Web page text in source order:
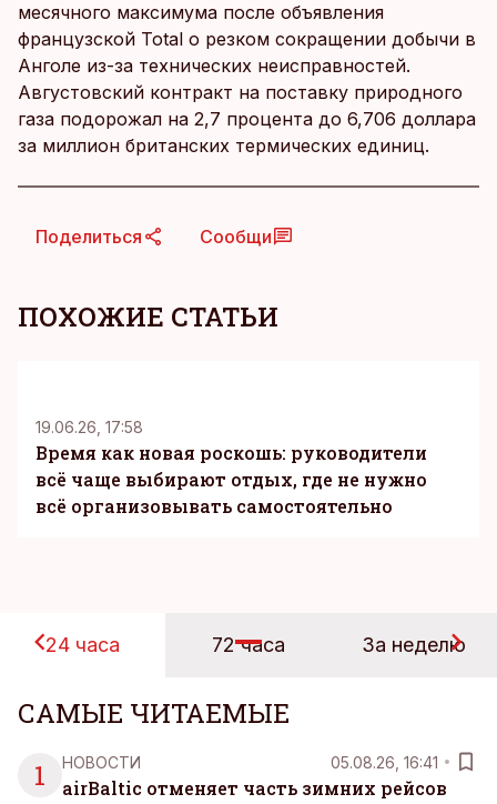
месячного максимума после объявления
французской Total о резком сокращении добычи в
Анголе из-за технических неисправностей.
Августовский контракт на поставку природного
газа подорожал на 2,7 процента до 6,706 доллара
за миллион британских термических единиц.
Поделиться Сообщи
ПОХОЖИЕ СТАТЬИ
19.06.26, 17:58
Время как новая роскошь: руководители
всё чаще выбирают отдых, где не нужно
всё организовывать самостоятельно
24 часа 72 часа За неделю
САМЫЕ ЧИТАЕМЫЕ
1
НОВОСТИ 05.08.26, 16:41
airBaltic отменяет часть зимних рейсов